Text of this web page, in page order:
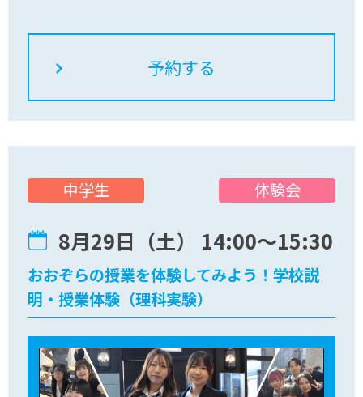
体験会
8月29日（土） 14:00〜15:30
中学生
おおぞらの授業を体験してみよう！学校説
明・授業体験（理科実験）